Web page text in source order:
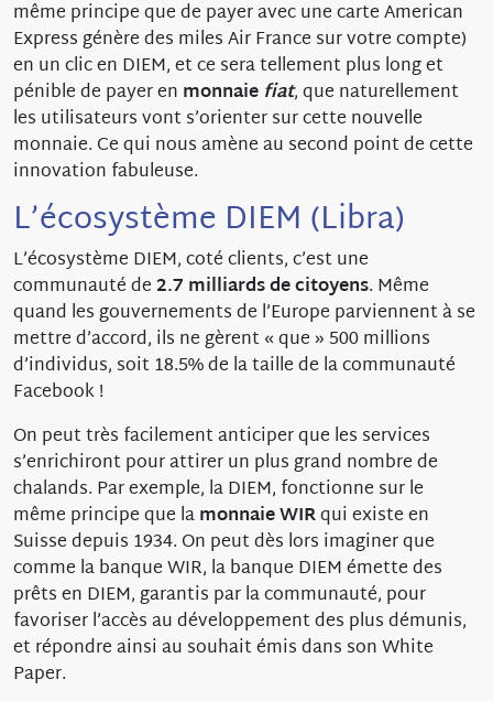
même principe que de payer avec une carte American
Express génère des miles Air France sur votre compte)
en un clic en DIEM, et ce sera tellement plus long et
pénible de payer en monnaie fiat, que naturellement
les utilisateurs vont s’orienter sur cette nouvelle
monnaie. Ce qui nous amène au second point de cette
innovation fabuleuse.
L’écosystème DIEM (Libra)
L’écosystème DIEM, coté clients, c’est une
communauté de2.7 milliards de citoyens. Même
quand les gouvernements de l’Europe parviennent à se
mettre d’accord, ils ne gèrent « que » 500 millions
d’individus, soit 18.5% de la taille de la communauté
Facebook !
On peut très facilement anticiper que les services
s’enrichiront pour attirer un plus grand nombre de
chalands. Par exemple, la DIEM, fonctionne sur le
même principe que lamonnaie WIRqui existe en
Suisse depuis 1934. On peut dès lors imaginer que
comme la banque WIR, la banque DIEM émette des
prêts en DIEM, garantis par la communauté, pour
favoriser l’accès au développement des plus démunis,
et répondre ainsi au souhait émis dans son White
Paper.